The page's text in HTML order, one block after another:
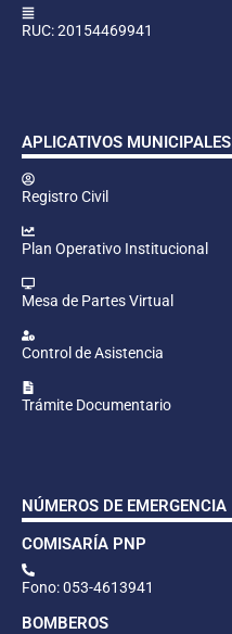
RUC: 20154469941
APLICATIVOS MUNICIPALES
Registro Civil
Plan Operativo Institucional
Mesa de Partes Virtual
Control de Asistencia
Trámite Documentario
NÚMEROS DE EMERGENCIA
COMISARÍA PNP
Fono: 053-4613941
BOMBEROS